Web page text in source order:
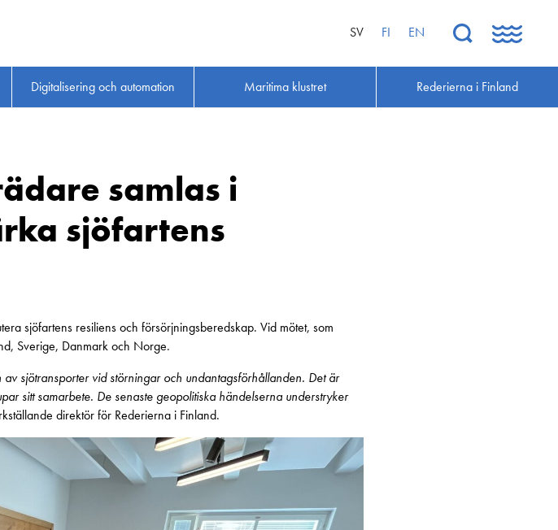
SV FI EN
Digitalisering och automation Maritima klustret Rederierna i Finland
samlas i
sjöfartens
sjöfartens resiliens och försörjningsberedskap. Vid mötet, som
Sverige, Danmark och Norge.
sjötransporter vid störningar och undantagsförhållanden. Det är
sitt samarbete. De senaste geopolitiska händelserna understryker
direktör för Rederierna i Finland.